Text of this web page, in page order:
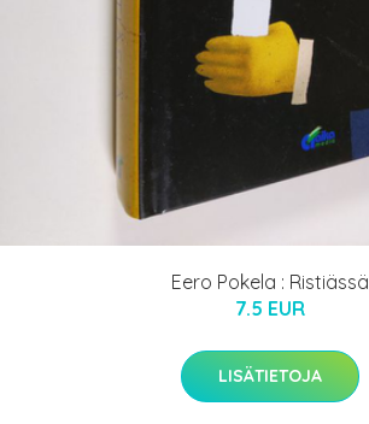
Eero Pokela : Ristiässä
7.5 EUR
LISÄTIETOJA